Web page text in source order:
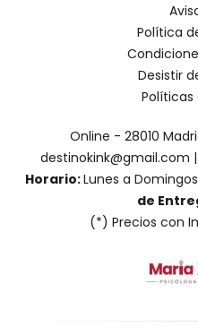
Política
Desistir
Políticas
Online - 28010
destinokink@gmail.com |
Horario:Lunes a
de
(*) Precios con